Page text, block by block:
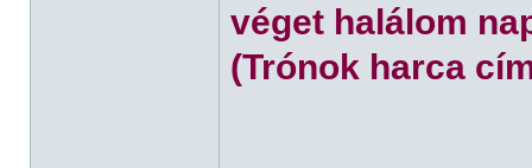
véget halálom
(Trónok harca